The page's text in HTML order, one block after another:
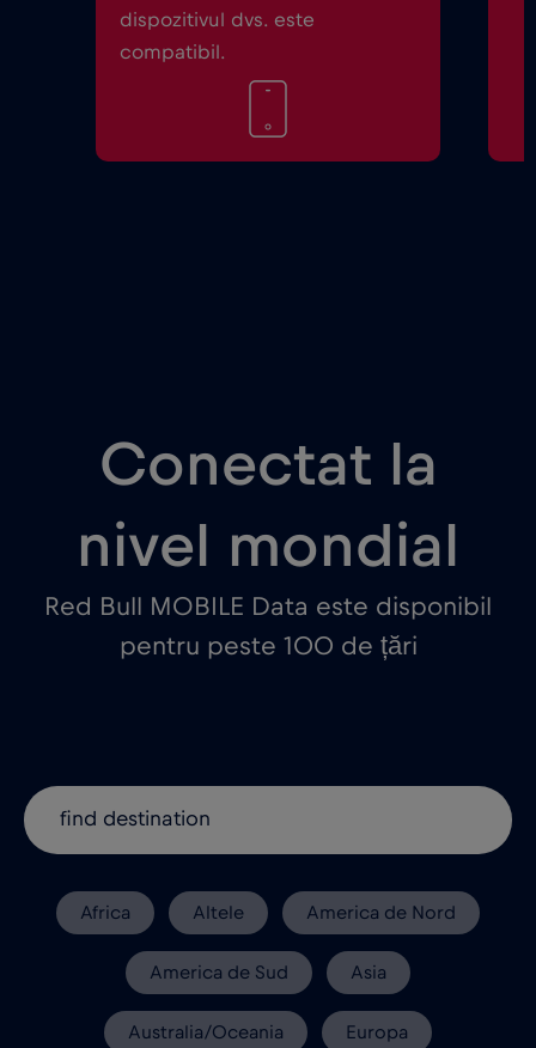
dispozitivul dvs. este
compatibil.
Conectat la
nivel mondial
Red Bull MOBILE Data este disponibil
pentru peste 100 de țări
Africa Altele America de Nord
America de Sud Asia
Australia/Oceania Europa